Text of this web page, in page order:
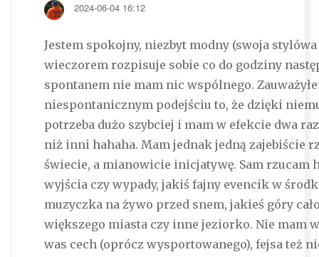
2024-06-04 16:12
Jestem spokojny, niezbyt modny (swoja
wieczorem rozpisuje sobie co do godziny
spontanem nie mam nic wspólnego.
niespontanicznym podejściu to, że dzięki
potrzeba dużo szybciej i mam w efekcie dwa
niż inni hahaha. Mam jednak jedną zajebiście
świecie, a mianowicie inicjatywę. Sam rzucam
wyjścia czy wypady, jakiś fajny evencik w
muzyczka na żywo przed snem, jakieś góry
większego miasta czy inne jeziorko. Nie mam
was cech (oprócz wysportowanego), fejsa też